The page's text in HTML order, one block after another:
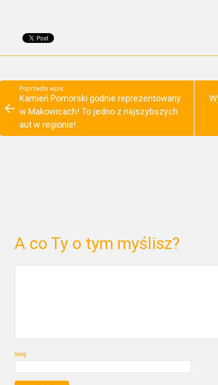
Poprzedni wpis
Kamień Pomorski godnie reprezentowany
w Makowicach! To jedno z najszybszych
aut w regionie!
A co Ty o tym myślisz?
Imię